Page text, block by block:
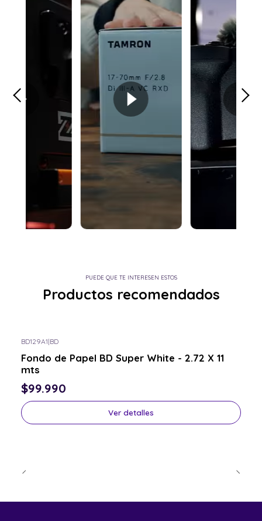
PUEDE QUE TE INTERESEN ESTOS
Productos recomendados
BD129A1|BD
Fondo de Papel BD Super White - 2.72 X 11
mts
$99.990
Ver detalles